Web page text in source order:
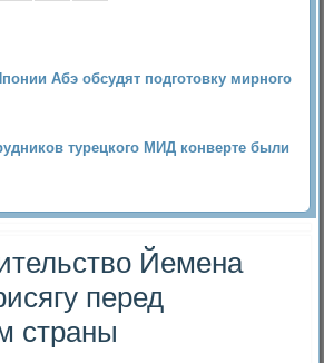
Абэ обсудят подготовку мирного
турецкого МИД конверте были
Йемена
перед
страны